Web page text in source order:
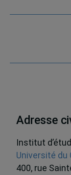
Adresse
Institut
Université du
400, rue